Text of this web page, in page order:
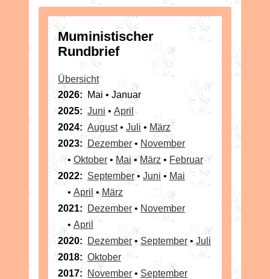
Muministischer
Rundbrief
Übersicht
2026: Mai • Januar
2025: Juni • April
2024: August• Juli • März
2023:
Dezember • November
• Oktober • Mai•März • Februar
2022: September• Juni • Mai
• April •März
2021:
Dezember • November
• April
2020:
Dezember • September • Juli
2018: Oktober
2017:
November • September